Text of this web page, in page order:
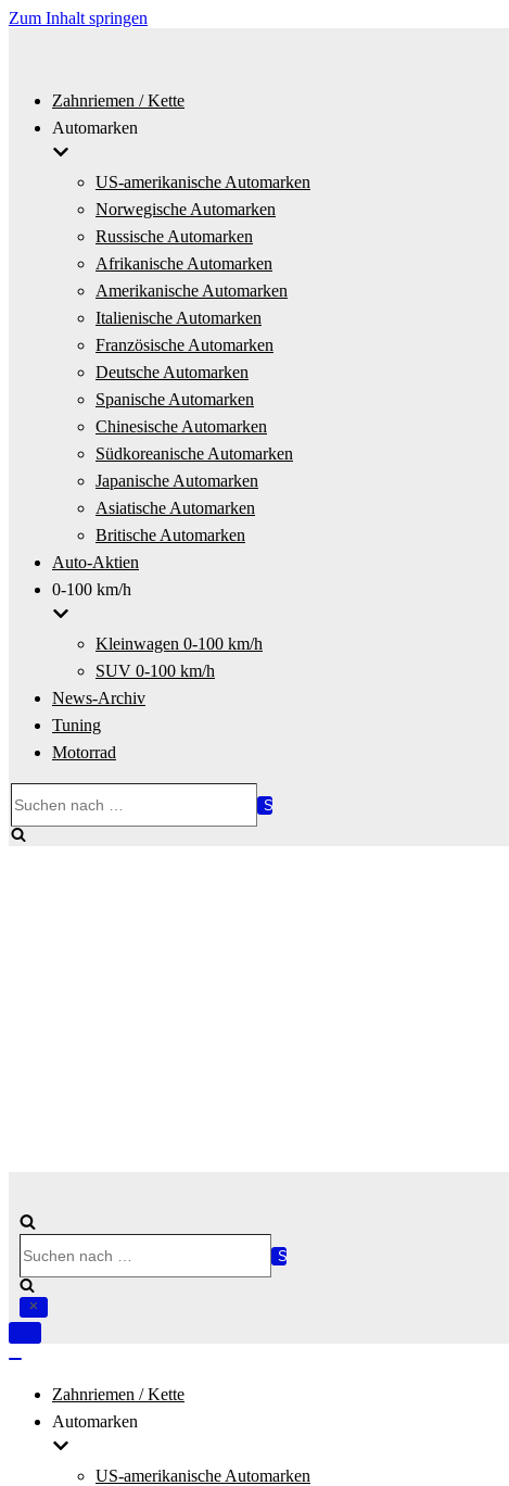
Zum Inhalt springen
Zahnriemen / Kette
Automarken
US-amerikanische Automarken
Norwegische Automarken
Russische Automarken
Afrikanische Automarken
Amerikanische Automarken
Italienische Automarken
Französische Automarken
Deutsche Automarken
Spanische Automarken
Chinesische Automarken
Südkoreanische Automarken
Japanische Automarken
Asiatische Automarken
Britische Automarken
Auto-Aktien
0-100 km/h
Kleinwagen 0-100 km/h
SUV 0-100 km/h
News-Archiv
Tuning
Motorrad
nach …
nach …
Navigation
Zahnriemen / Kette
Automarken
US-amerikanische Automarken